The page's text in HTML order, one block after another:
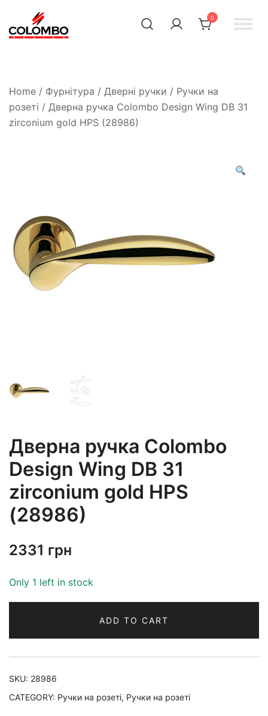
0
Home / Фурнітура / Дверні ручки / Ручки на
розеті / Дверна ручка Colombo Design Wing DB 31
zirconium gold HPS (28986)
Дверна ручка Colombo
Design Wing DB 31
zirconium gold HPS
(28986)
2331 грн
Only 1 left in stock
ADD TO CART
SKU: 28986
CATEGORY: Ручки на розеті, Ручки на розеті